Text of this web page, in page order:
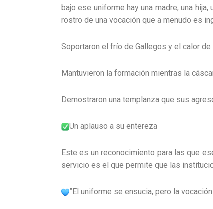
bajo ese uniforme hay una madre, una
rostro de una vocación que a menudo es
​Soportaron el frío de Gallegos y el calor de
​Mantuvieron la formación mientras la
​Demostraron una templanza que sus
​Un aplauso a su entereza
​Este es un reconocimiento para las que
servicio es el que permite que las
​”El uniforme se ensucia, pero la